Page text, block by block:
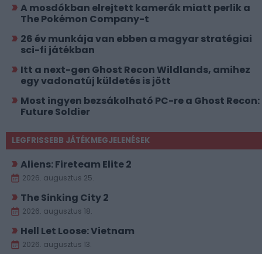
A mosdókban elrejtett kamerák miatt perlik a
The Pokémon Company-t
26 év munkája van ebben a magyar stratégiai
sci-fi játékban
Itt a next-gen Ghost Recon Wildlands, amihez
egy vadonatúj küldetés is jött
Most ingyen bezsákolható PC-re a Ghost Recon:
Future Soldier
LEGFRISSEBB JÁTÉKMEGJELENÉSEK
Aliens: Fireteam Elite 2
2026. augusztus 25.
The Sinking City 2
2026. augusztus 18.
Hell Let Loose: Vietnam
2026. augusztus 13.